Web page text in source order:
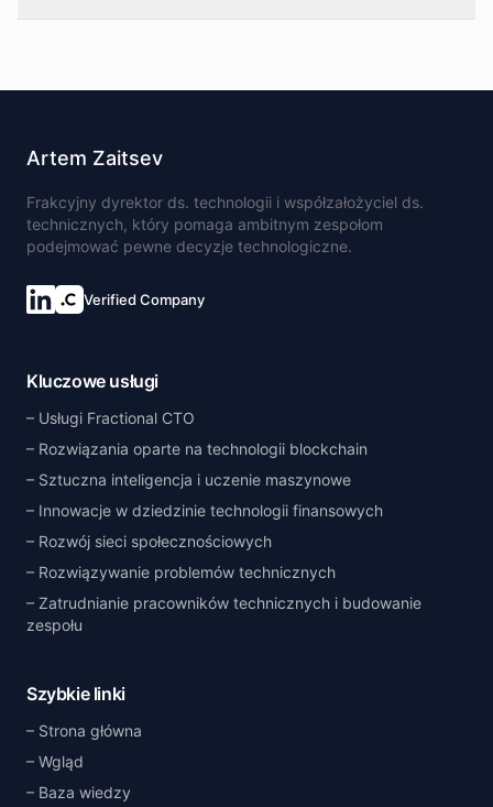
Artem Zaitsev
Frakcyjny dyrektor ds. technologii i współzałożyciel ds.
technicznych, który pomaga ambitnym zespołom
podejmować pewne decyzje technologiczne.
Verified Company
Kluczowe usługi
Usługi Fractional CTO
Rozwiązania oparte na technologii blockchain
Sztuczna inteligencja i uczenie maszynowe
Innowacje w dziedzinie technologii finansowych
Rozwój sieci społecznościowych
Rozwiązywanie problemów technicznych
Zatrudnianie pracowników technicznych i budowanie
zespołu
Szybkie linki
Strona główna
Wgląd
Baza wiedzy